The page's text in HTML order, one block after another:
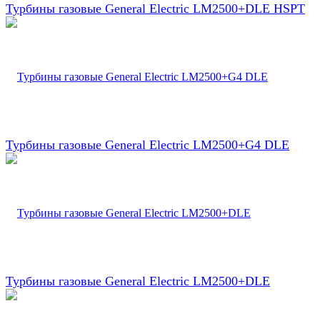
Турбины газовые General Electric LM2500+DLE HSPT
Турбины газовые General Electric LM2500+G4 DLE
Турбины газовые General Electric LM2500+DLE